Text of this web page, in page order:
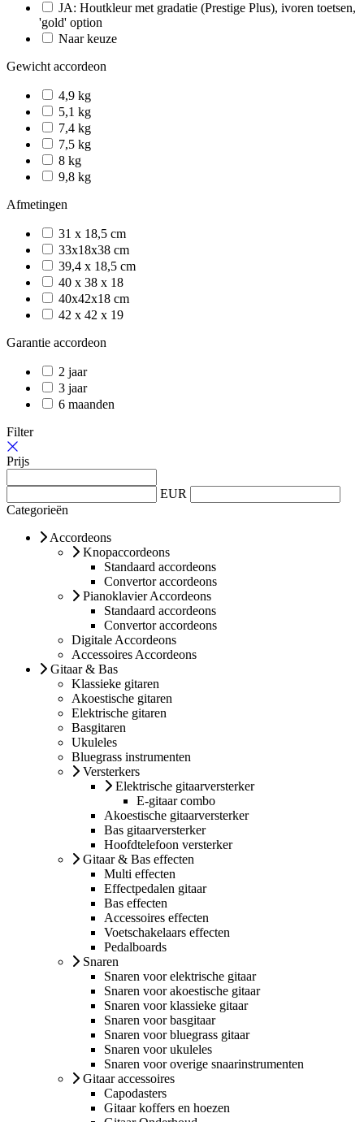
JA: Houtkleur met gradatie (Prestige Plus), ivoren toetsen,
'gold' option
Naar keuze
Gewicht accordeon
4,9 kg
5,1 kg
7,4 kg
7,5 kg
8 kg
9,8 kg
Afmetingen
31 x 18,5 cm
33x18x38 cm
39,4 x 18,5 cm
40 x 38 x 18
40x42x18 cm
42 x 42 x 19
Garantie accordeon
2 jaar
3 jaar
6 maanden
Filter
Prijs
EUR
Categorieën
Accordeons
Knopaccordeons
Standaard accordeons
Convertor accordeons
Pianoklavier Accordeons
Standaard accordeons
Convertor accordeons
Digitale Accordeons
Accessoires Accordeons
Gitaar & Bas
Klassieke gitaren
Akoestische gitaren
Elektrische gitaren
Basgitaren
Ukuleles
Bluegrass instrumenten
Versterkers
Elektrische gitaarversterker
E-gitaar combo
Akoestische gitaarversterker
Bas gitaarversterker
Hoofdtelefoon versterker
Gitaar & Bas effecten
Multi effecten
Effectpedalen gitaar
Bas effecten
Accessoires effecten
Voetschakelaars effecten
Pedalboards
Snaren
Snaren voor elektrische gitaar
Snaren voor akoestische gitaar
Snaren voor klassieke gitaar
Snaren voor basgitaar
Snaren voor bluegrass gitaar
Snaren voor ukuleles
Snaren voor overige snaarinstrumenten
Gitaar accessoires
Capodasters
Gitaar koffers en hoezen